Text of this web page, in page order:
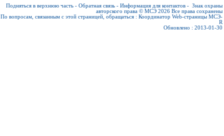
Подняться в верхнюю часть - Обратная связь - Информация для контактов - Знак охраны
авторского права © МСЭ 2026 Все права сохранены
По вопросам, связанным с этой страницей, обращаться : Координатор Web-страницы МСЭ-
R
Обновлено : 2013-01-30